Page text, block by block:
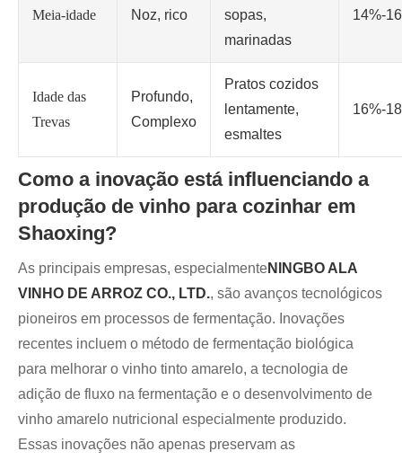
Meia-idade Noz, rico
sopas,
marinadas
14%-
Idade das
Trevas
Profundo,
Complexo
Pratos cozidos
lentamente,
esmaltes
16%-
Como a inovação está influenciando a
produção de vinho para cozinhar em
Shaoxing?
As principais empresas, especialmenteNINGBO ALA
VINHO DE ARROZ CO., LTD., são avanços tecnológicos
pioneiros em processos de fermentação. Inovações
recentes incluem o método de fermentação biológica
para melhorar o vinho tinto amarelo, a tecnologia de
adição de fluxo na fermentação e o desenvolvimento de
vinho amarelo nutricional especialmente produzido.
Essas inovações não apenas preservam as